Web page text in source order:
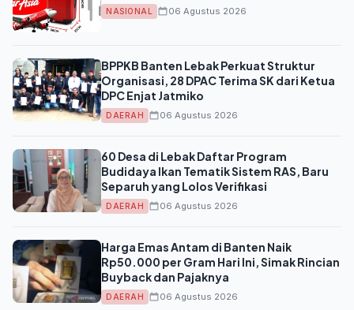
NASIONAL 06 Agustus 2026
BPPKB Banten Lebak Perkuat Struktur
Organisasi, 28 DPAC Terima SK dari Ketua
DPC Enjat Jatmiko
DAERAH 06 Agustus 2026
60 Desa di Lebak Daftar Program
Budidaya Ikan Tematik Sistem RAS, Baru
Separuh yang Lolos Verifikasi
DAERAH 06 Agustus 2026
Harga Emas Antam di Banten Naik
Rp50.000 per Gram Hari Ini, Simak Rincian
Buyback dan Pajaknya
DAERAH 06 Agustus 2026